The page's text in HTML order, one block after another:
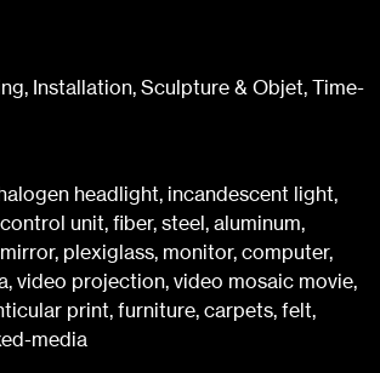
Installation, Sculpture & Objet, Time-
headlight, incandescent light,
unit, fiber, steel, aluminum,
plexiglass, monitor, computer,
video projection, video mosaic movie,
print, furniture, carpets, felt,
media